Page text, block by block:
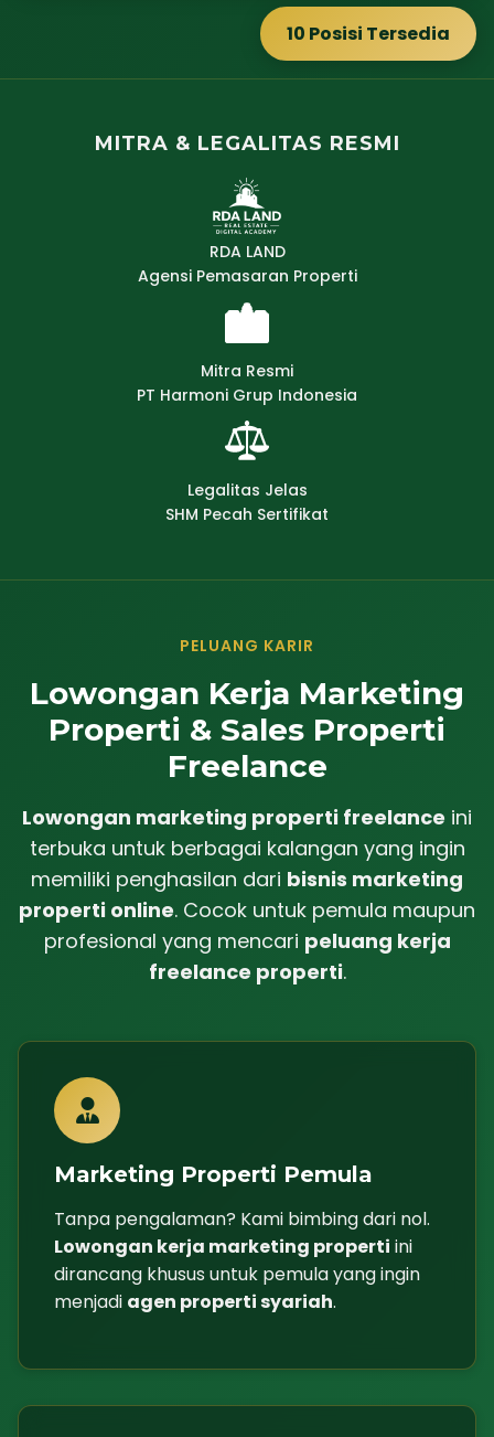
10 Posisi Tersedia
MITRA & LEGALITAS RESMI
RDA LAND
Agensi Pemasaran Properti
Mitra Resmi
PT Harmoni Grup Indonesia
Legalitas Jelas
SHM Pecah Sertifikat
PELUANG KARIR
Lowongan Kerja Marketing
Properti & Sales Properti
Freelance
Lowongan marketing properti freelance ini
terbuka untuk berbagai kalangan yang ingin
memiliki penghasilan dari bisnis marketing
properti online. Cocok untuk pemula maupun
profesional yang mencari peluang kerja
freelance properti.
Marketing Properti Pemula
Tanpa pengalaman? Kami bimbing dari nol.
Lowongan kerja marketing properti ini
dirancang khusus untuk pemula yang ingin
menjadi agen properti syariah.